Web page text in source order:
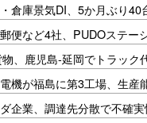
倉庫景気DI、5か月ぶり40
便など4社、PUDOステー
、鹿児島-延岡でトラック
機が福島に第3工場、生産
企業、調達先分散で不確実